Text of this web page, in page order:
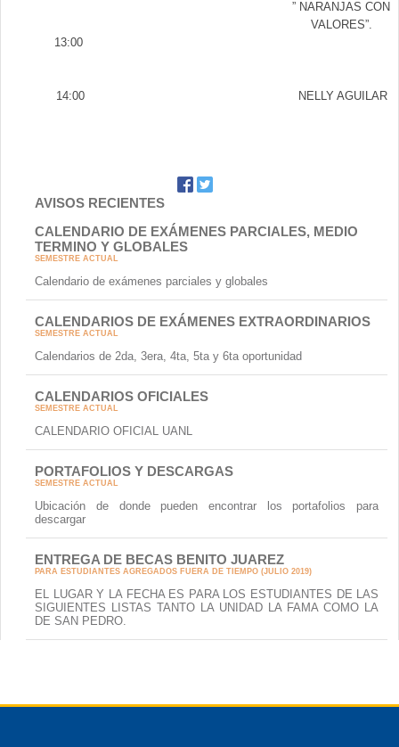
” NARANJAS CON
VALORES”.
13:00
14:00 NELLY AGUILAR
AVISOS RECIENTES
CALENDARIO DE EXÁMENES PARCIALES, MEDIO
TERMINO Y GLOBALES
SEMESTRE ACTUAL
Calendario de exámenes parciales y globales
CALENDARIOS DE EXÁMENES EXTRAORDINARIOS
SEMESTRE ACTUAL
Calendarios de 2da, 3era, 4ta, 5ta y 6ta oportunidad
CALENDARIOS OFICIALES
SEMESTRE ACTUAL
CALENDARIO OFICIAL UANL
PORTAFOLIOS Y DESCARGAS
SEMESTRE ACTUAL
Ubicación de donde pueden encontrar los portafolios para
descargar
ENTREGA DE BECAS BENITO JUAREZ
PARA ESTUDIANTES AGREGADOS FUERA DE TIEMPO (JULIO 2019)
EL LUGAR Y LA FECHA ES PARA LOS ESTUDIANTES DE LAS
SIGUIENTES LISTAS TANTO LA UNIDAD LA FAMA COMO LA
DE SAN PEDRO.